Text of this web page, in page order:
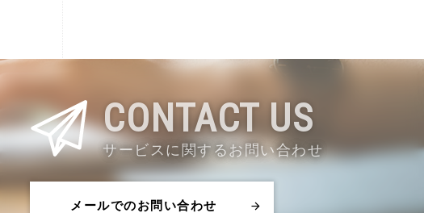
CONTACT US
サービスに関するお問い合わせ
arrow_forward
メールでのお問い合わせ